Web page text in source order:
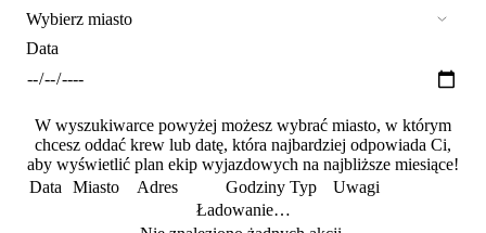
Data
W wyszukiwarce powyżej możesz wybrać miasto, w którym
chcesz oddać krew lub datę, która najbardziej odpowiada Ci,
aby wyświetlić plan ekip wyjazdowych na najbliższe miesiące!
Data Miasto Adres Godziny Typ
Uwagi
Ładowanie…